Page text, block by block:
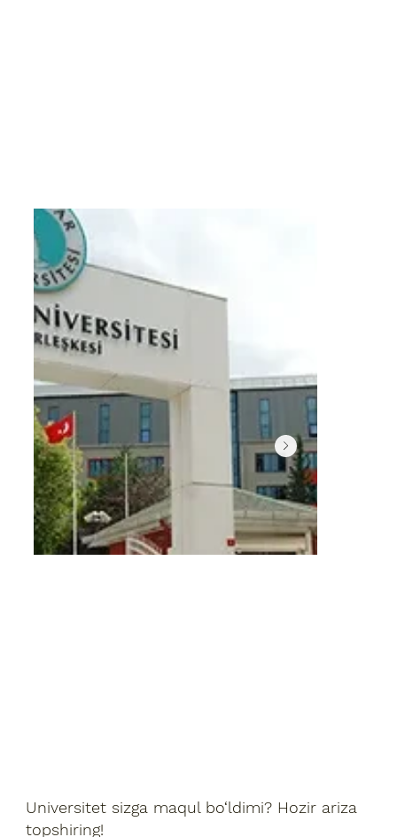
Universitet sizga maqul bo‘ldimi? Hozir ariza
topshiring!